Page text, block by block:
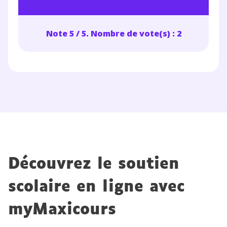
Note 5 / 5. Nombre de vote(s) : 2
Découvrez le soutien
scolaire en ligne avec
myMaxicours